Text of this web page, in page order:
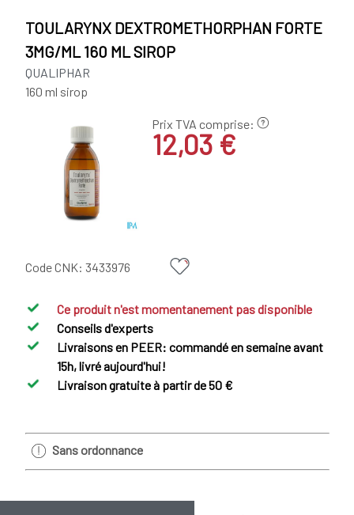
TOULARYNX DEXTROMETHORPHAN FORTE
3MG/ML 160 ML SIROP
QUALIPHAR
160 ml sirop
Prix TVA comprise:
12,03 €
Code CNK: 3433976
Ce produit n'est momentanement pas disponible
Conseils d'experts
Livraisons en PEER: commandé en semaine avant
15h, livré aujourd'hui!
Livraison gratuite à partir de 50 €
Sans ordonnance